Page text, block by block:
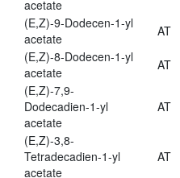
acetate
(E,Z)-9-Dodecen-1-yl
acetate
AT
(E,Z)-8-Dodecen-1-yl
acetate
AT
(E,Z)-7,9-
Dodecadien-1-yl
acetate
AT
(E,Z)-3,8-
Tetradecadien-1-yl
acetate
AT